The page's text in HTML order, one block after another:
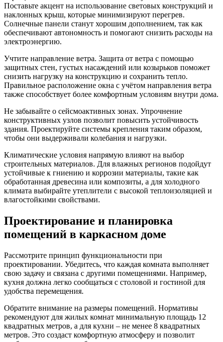
Поставьте акцент на использование световых конструкций и
наклонных крыш, которые минимизируют перегрев.
Солнечные панели станут хорошим дополнением, так как
обеспечивают автономность и помогают снизить расходы на
электроэнергию.
Учтите направление ветра. Защита от ветра с помощью
защитных стен, густых насаждений или козырьков поможет
снизить нагрузку на конструкцию и сохранить тепло.
Правильное расположение окна с учётом направления ветра
также способствует более комфортным условиям внутри дома.
Не забывайте о сейсмоактивных зонах. Упрочнение
конструктивных узлов позволит повысить устойчивость
здания. Проектируйте системы крепления таким образом,
чтобы они выдерживали колебания и нагрузки.
Климатические условия напрямую влияют на выбор
строительных материалов. Для влажных регионов подойдут
устойчивые к гниению и коррозии материалы, такие как
обработанная древесина или композиты, а для холодного
климата выбирайте утеплители с высокой теплоизоляцией и
влагостойкими свойствами.
Проектирование и планировка
помещений в каркасном доме
Рассмотрите принцип функциональности при
проектировании. Убедитесь, что каждая комната выполняет
свою задачу и связана с другими помещениями. Например,
кухня должна легко сообщаться с столовой и гостиной для
удобства перемещения.
Обратите внимание на размеры помещений. Нормативы
рекомендуют для жилых комнат минимальную площадь 12
квадратных метров, а для кухни – не менее 8 квадратных
метров. Это создаст комфортную атмосферу и позволит